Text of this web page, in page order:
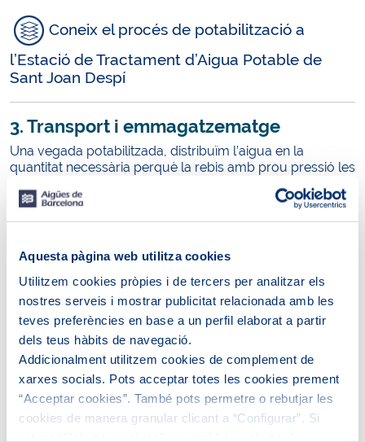
Aquesta pàgina web utilitza cookies
Utilitzem cookies pròpies i de tercers per analitzar els
nostres serveis i mostrar publicitat relacionada amb les
teves preferències en base a un perfil elaborat a partir
dels teus hàbits de navegació.
Addicionalment utilitzem cookies de complement de
xarxes socials. Pots acceptar totes les cookies prement
“Acceptar cookies”. També pots permetre o rebutjar les
cookies de manera granular clicant a “Configurar”. Si
Coneix el procés de potabilització a
l’Estació de Tractament d’Aigua Potable de
Sant Joan Despí
3. Transport i emmagatzematge
Una vegada potabilitzada, distribuïm l’aigua en la
quantitat necessària perquè la rebis amb prou pressió les
24 hores del dia, els 365 dies de l’any. El transport es
realitza mitjançant una extensa xarxa de distribució i
repartits pel territori.
4. Distribució intel·ligent
Per optimitzar la distribució de l’aigua disposem del
Centre de Control Operatiu, que funciona de manera
ininterrompuda els 365 dies de l’any. El control de
qualitat es duu a terme en totes les etapes del cicle de
l’aigua, des de la captació fins al moment de servir-la a
les llars amb total garantia sanitària.